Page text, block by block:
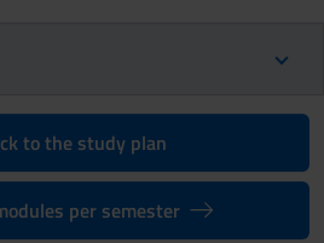
to the study plan
per semester